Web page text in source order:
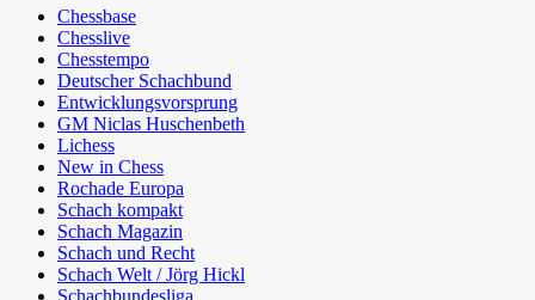
Chessbase
Chesslive
Chesstempo
Deutscher Schachbund
Entwicklungsvorsprung
GM Niclas Huschenbeth
Lichess
New in Chess
Rochade Europa
Schach kompakt
Schach Magazin
Schach und Recht
Schach Welt / Jörg Hickl